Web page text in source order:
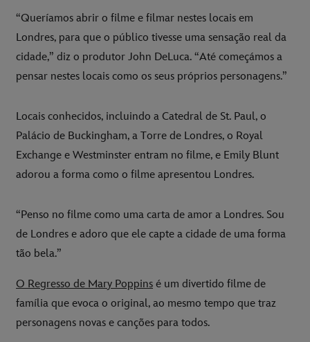
“Queríamos abrir o filme e filmar nestes locais em
Londres, para que o público tivesse uma sensação real da
cidade,” diz o produtor John DeLuca. “Até começámos a
pensar nestes locais como os seus próprios personagens.”
Locais conhecidos, incluindo a Catedral de St. Paul, o
Palácio de Buckingham, a Torre de Londres, o Royal
Exchange e Westminster entram no filme, e Emily Blunt
adorou a forma como o filme apresentou Londres.
“Penso no filme como uma carta de amor a Londres. Sou
de Londres e adoro que ele capte a cidade de uma forma
tão bela.”
O Regresso de Mary Poppins é um divertido filme de
família que evoca o original, ao mesmo tempo que traz
personagens novas e canções para todos.